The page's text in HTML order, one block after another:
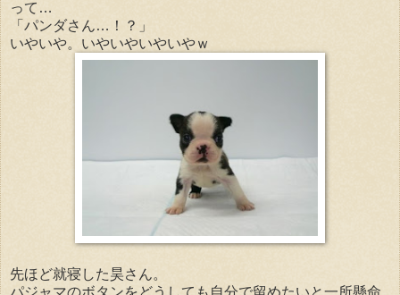
って…
「パンダさん…！？」
いやいや。いやいやいやいやｗ
先ほど就寝した昊さん。
パジャマのボタンをどうしても自分で留めたいと一所懸命